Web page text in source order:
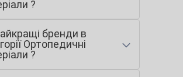
?
бренди в
Ортопедичні
?